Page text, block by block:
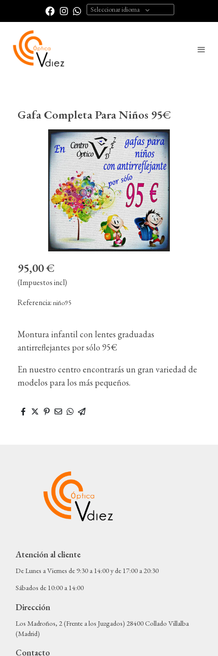
Seleccionar idioma
Gafa Completa Para Niños 95€
95,00 €
(Impuestos incl)
Referencia: niño95
Montura infantil con lentes graduadas
antirreflejantes por sólo 95€
En nuestro centro encontrarás un gran variedad de
modelos para los más pequeños.
Atención al cliente
De Lunes a Viernes de 9:30 a 14:00 y de 17:00 a 20:30
Sábados de 10:00 a 14:00
Dirección
Los Madroños, 2 (Frente a los Juzgados) 28400 Collado Villalba
(Madrid)
Contacto